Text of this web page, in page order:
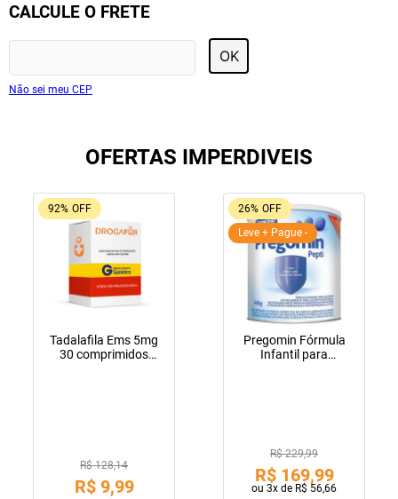
CALCULE O FRETE
OK
Não sei meu CEP
OFERTAS IMPERDIVEIS
92% OFF
Tadalafila Ems 5mg
30 comprimidos
R$ 128,14
R$ 9,99
26% OFF
Leve + Pague -
Pregomin Fórmula
Infantil para
R$ 229,99
R$ 169,99
ou 3x de R$ 56,66